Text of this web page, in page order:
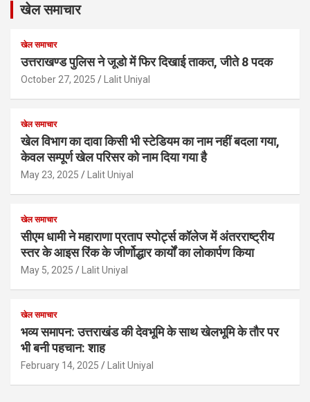
खेल समाचार
खेल समाचार
उत्तराखण्ड पुलिस ने जूडो में फिर दिखाई ताकत, जीते 8 पदक
October 27, 2025 Lalit Uniyal
खेल समाचार
खेल विभाग का दावा किसी भी स्टेडियम का नाम नहीं बदला गया,
केवल सम्पूर्ण खेल परिसर को नाम दिया गया है
May 23, 2025 Lalit Uniyal
खेल समाचार
सीएम धामी ने महाराणा प्रताप स्पोर्ट्स कॉलेज में अंतरराष्ट्रीय
स्तर के आइस रिंक के जीर्णोद्धार कार्यों का लोकार्पण किया
May 5, 2025 Lalit Uniyal
खेल समाचार
भव्य समापन: उत्तराखंड की देवभूमि के साथ खेलभूमि के तौर पर
भी बनी पहचान: शाह
February 14, 2025 Lalit Uniyal